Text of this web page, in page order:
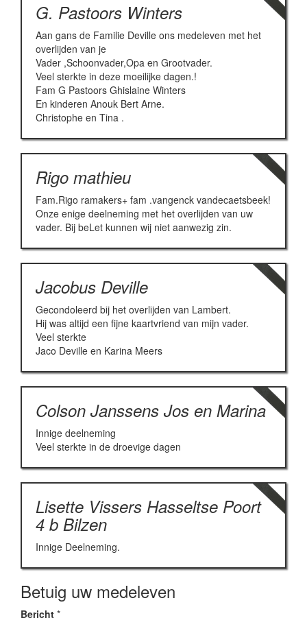
G. Pastoors Winters
Aan gans de Familie Deville ons medeleven met het
overlijden van je
Vader ,Schoonvader,Opa en Grootvader.
Veel sterkte in deze moeilijke dagen.!
Fam G Pastoors Ghislaine Winters
En kinderen Anouk Bert Arne.
Christophe en Tina .
Rigo mathieu
Fam.Rigo ramakers+ fam .vangenck vandecaetsbeek!
Onze enige deelneming met het overlijden van uw
vader. Bij beLet kunnen wij niet aanwezig zin.
Jacobus Deville
Gecondoleerd bij het overlijden van Lambert.
Hij was altijd een fijne kaartvriend van mijn vader.
Veel sterkte
Jaco Deville en Karina Meers
Colson Janssens Jos en Marina
Innige deelneming
Veel sterkte in de droevige dagen
Lisette Vissers Hasseltse Poort
4 b Bilzen
Innige Deelneming.
Betuig uw medeleven
Bericht *